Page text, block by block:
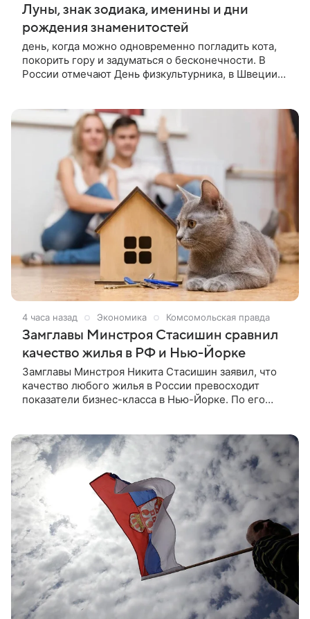
Луны, знак зодиака, именины и дни
рождения знаменитостей
день, когда можно одновременно погладить кота,
покорить гору и задуматься о бесконечности. В
России отмечают День физкультурника, в Швеции
вспоминают священномученика Ермолая, католики
— святого Доминика, основателя ордена
доминиканцев. Какие еще праздники и памятные
даты приходятся на 8 августа и кто из известных
людей родился в этот день — в материале
«Газеты.Ru».
4 часа назад Экономика Комсомольская правда
Замглавы Минстроя Стасишин сравнил
качество жилья в РФ и Нью-Йорке
Замглавы Минстроя Никита Стасишин заявил, что
качество любого жилья в России превосходит
показатели бизнес-класса в Нью-Йорке. По его
Таким мнением чиновник поделился в беседе с
РИА Новости.